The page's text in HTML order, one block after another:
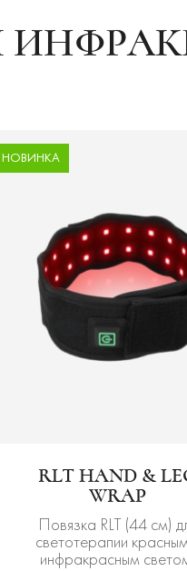
НОВИНКА
RLT HAND &
WRAP
Повязка RLT (44 см)
светотерапии
инфракрасным